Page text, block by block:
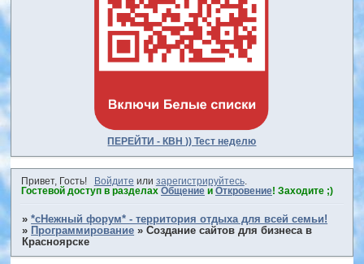
ПЕРЕЙТИ - КВН )) Тест неделю
Привет, Гость! Войдите или зарегистрируйтесь.
Гостевой доступ в разделах Общениеи Откровение! Заходите ;)
»*сНежный форум* - территория отдыха для всей семьи!
» Программирование »Создание сайтов для бизнеса в
Красноярске